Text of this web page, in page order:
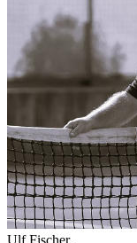
Ulf Fischer.